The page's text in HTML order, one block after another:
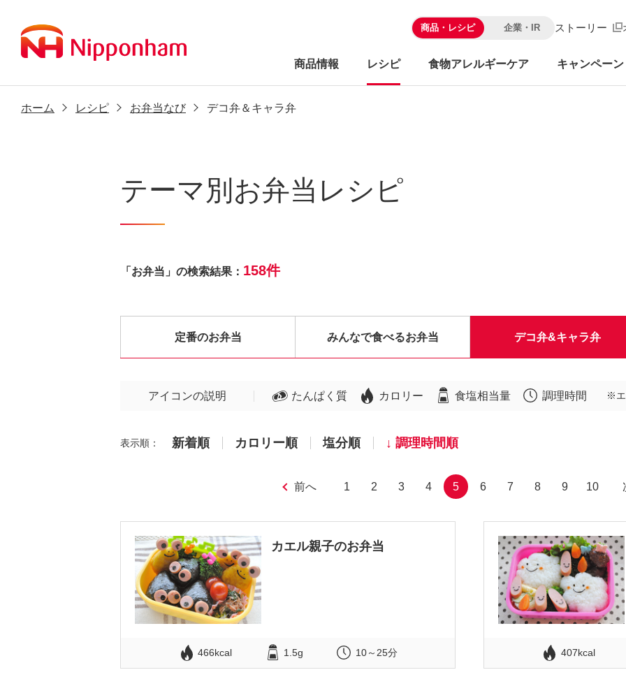
商品・レシピ 企業・IR ストーリー
商品情報 レシピ 食物アレルギーケア キャンペーン
ホーム レシピ お弁当なび デコ弁＆キャラ弁
テーマ別お弁当レシピ
「お弁当」の検索結果： 158件
定番のお弁当 みんなで食べるお弁当 デコ弁&キャラ弁
アイコンの説明 たんぱく質 カロリー 食塩相当量 調理時間 ※エ
表示順： 新着順 カロリー順 塩分順 調理時間順
前へ 1 2 3 4 5 6 7 8 9 10
カエル親子のお弁当
466kcal 1.5g 10～25分 407kcal